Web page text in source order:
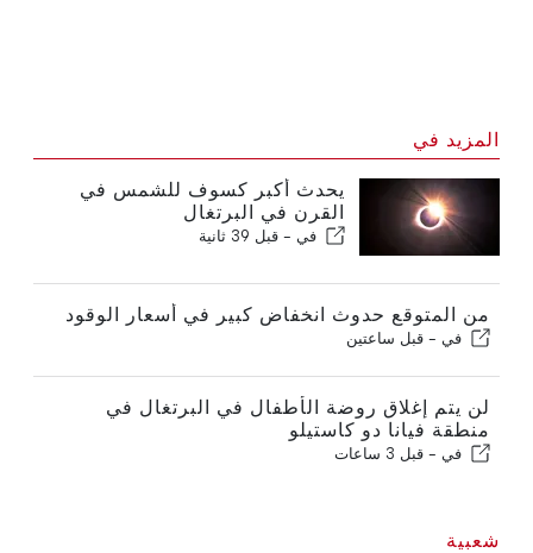
المزيد في
يحدث أكبر كسوف للشمس في
القرن في البرتغال
في - قبل 39 ثانية
من المتوقع حدوث انخفاض كبير في أسعار الوقود
في - قبل ساعتين
لن يتم إغلاق روضة الأطفال في البرتغال في
منطقة فيانا دو كاستيلو
في - قبل 3 ساعات
شعبية